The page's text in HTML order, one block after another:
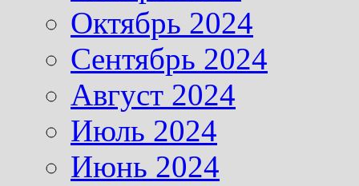
Октябрь 2024
Сентябрь 2024
Август 2024
Июль 2024
Июнь 2024